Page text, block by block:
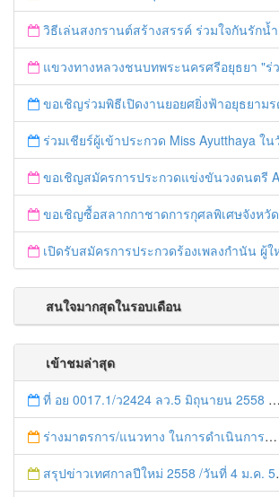
วิธีเล่นสงกรานต์สร้างสรรค์ ร่วมใจกันรักน้ำ
แขวงทางหลวงชนบทพระนครศรีอยุธยา "ร่วมรณรงค์ ขับช้า เปิดไฟหน้า คาดเข็มขัด" เทศกาลสงกรานต์
ขอเชิญร่วมพิธีเปิดงานยอยศยิ่งฟ้าอยุธยามรด
ร่วมเชียร์ผู้เข้าประกวด Miss Ayutthaya ในวันที่ 15 ธันวาคม
ขอเชิญสมัครการประกวดแข่งขันวงดนตรี Ayutthaya battle of the
ขอเชิญซื้อสลากกาชาดการกุศลพิเศษจังหวัดพระนครศรีอยุธยา
เปิดรับสมัครการประกวดร้องเพลงกำนัน ผู้ใหญ่บ้าน
สนใจมากสุดในรอบเดือน
เข้าชมล่าสุด
ที่ อย 0017.1/ว2424 ลว.5 มิถุนายน 2558 เรื่อง แจ้งกำหนดตรวจประเมินและให้คะแนนหน่วยงานที่สมัครเข้าร่วมโครงการพัฒนาหน่วยงานต้นแบบในการจัดตั้งศูนย์ข้อมูลข่าวสารของราชการฯ ประจำปีงบประมาณ พ.ศ. 2558
ร่างมาตรการ/แนวทาง ในการดำเนินการประกอบการตรวจราชการแบบบูรณาการ
สรุปข่าวเทศกาลปีใหม่ 2558 /วันที่ 4 ม.ค. 58